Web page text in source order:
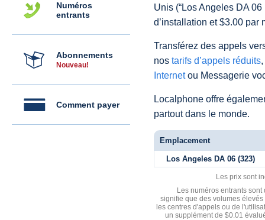
Numéros
entrants
Abonnements
Nouveau!
Comment payer
Unis (“Los Angeles DA
d’installation et $3.00 par
Transférez des appels
nos tarifs d’appels réduits
Internetou Messagerie
Localphone offre
partout dans le monde.
Emplacement
Los Angeles DA 06 (323)
Les prix sont
Les numéros entrants
signifie que des volumes
les centres d'appels ou de
un supplément de $0.01